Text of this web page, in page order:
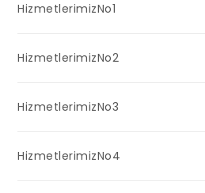
HizmetlerimizNo1
HizmetlerimizNo2
HizmetlerimizNo3
HizmetlerimizNo4